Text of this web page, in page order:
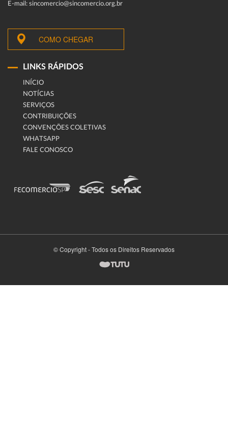
E-mail: sincomercio@sincomercio.org.br
COMO CHEGAR
LINKS RÁPIDOS
INÍCIO
NOTÍCIAS
SERVIÇOS
CONTRIBUIÇÕES
CONVENÇÕES COLETIVAS
WHATSAPP
FALE CONOSCO
© Copyright - Todos os Direitos Reservados